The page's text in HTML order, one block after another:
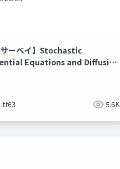
サーベイ】Stochastic
Equations and Diffusion
tf63 5.6K